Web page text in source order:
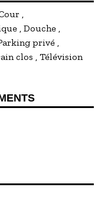
Douche
privé
clos Télévision